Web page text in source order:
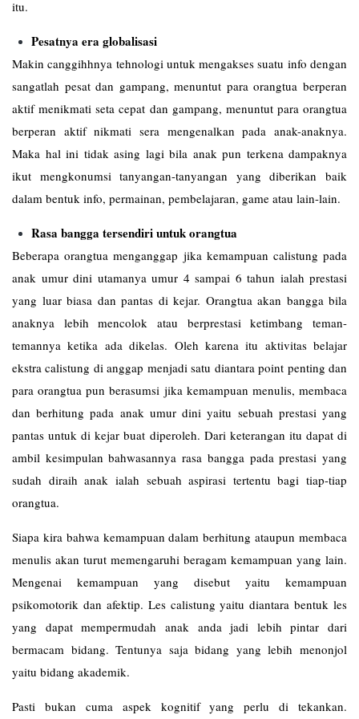
itu.
Pesatnya era globalisasi
Makin canggihhnya tehnologi untuk mengakses suatu info dengan
sangatlah pesat dan gampang, menuntut para orangtua berperan
aktif menikmati seta cepat dan gampang, menuntut para orangtua
berperan aktif nikmati sera mengenalkan pada anak-anaknya.
Maka hal ini tidak asing lagi bila anak pun terkena dampaknya
ikut mengkonumsi tanyangan-tanyangan yang diberikan baik
dalam bentuk info, permainan, pembelajaran, game atau lain-lain.
Rasa bangga tersendiri untuk orangtua
Beberapa orangtua menganggap jika kemampuan calistung pada
anak umur dini utamanya umur 4 sampai 6 tahun ialah prestasi
yang luar biasa dan pantas di kejar. Orangtua akan bangga bila
anaknya lebih mencolok atau berprestasi ketimbang teman-
temannya ketika ada dikelas. Oleh karena itu aktivitas belajar
ekstra calistung di anggap menjadi satu diantara point penting dan
para orangtua pun berasumsi jika kemampuan menulis, membaca
dan berhitung pada anak umur dini yaitu sebuah prestasi yang
pantas untuk di kejar buat diperoleh. Dari keterangan itu dapat di
ambil kesimpulan bahwasannya rasa bangga pada prestasi yang
sudah diraih anak ialah sebuah aspirasi tertentu bagi tiap-tiap
orangtua.
Siapa kira bahwa kemampuan dalam berhitung ataupun membaca
menulis akan turut memengaruhi beragam kemampuan yang lain.
Mengenai kemampuan yang disebut yaitu kemampuan
psikomotorik dan afektip. Les calistung yaitu diantara bentuk les
yang dapat mempermudah anak anda jadi lebih pintar dari
bermacam bidang. Tentunya saja bidang yang lebih menonjol
yaitu bidang akademik.
Pasti bukan cuma aspek kognitif yang perlu di tekankan.